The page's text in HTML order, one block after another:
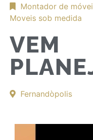
Montador de
Moveis sob medida
VEM
Fernandòpolis